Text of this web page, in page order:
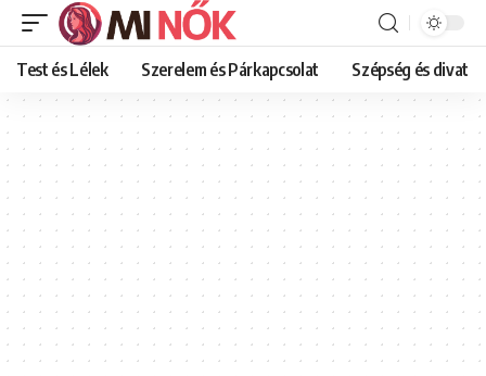
Test és Lélek Szerelem és Párkapcsolat Szépség és divat